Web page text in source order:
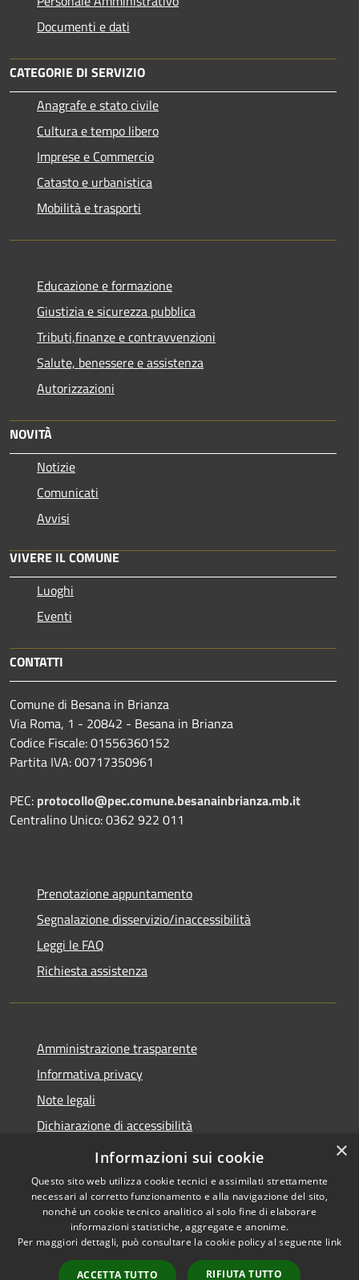
Documenti e dati
CATEGORIE DI SERVIZIO
Anagrafe e stato civile
Cultura e tempo libero
Imprese e Commercio
Catasto e urbanistica
Mobilità e trasporti
Educazione e formazione
Giustizia e sicurezza pubblica
Tributi,finanze e contravvenzioni
Salute, benessere e assistenza
Autorizzazioni
NOVITÀ
Notizie
Comunicati
Avvisi
VIVERE IL COMUNE
Luoghi
Eventi
CONTATTI
Comune di Besana in Brianza
Via Roma, 1 - 20842 - Besana in Brianza
Codice Fiscale: 01556360152
Partita IVA: 00717350961
PEC: protocollo@pec.comune.besanainbrianza.mb.it
Centralino Unico: 0362 922 011
Prenotazione appuntamento
Segnalazione disservizio/inaccessibilità
Leggi le FAQ
Richiesta assistenza
Amministrazione trasparente
Informativa privacy
Note legali
Dichiarazione di accessibilità
Dichiarazione di accessibilità APP Municipium
Accessibilità
Copyright © 2026 • Comune di
Besana in Brianza • Powered
byMunicipium Accesso
×
Informazioni sui cookie
Questo sito web utilizza cookie tecnici e assimilati strettamente
necessari al corretto funzionamento e alla navigazione del sito,
nonché un cookie tecnico analitico al solo fine di elaborare
informazioni statistiche, aggregate e anonime.
Per maggiori dettagli, può consultare la cookie policy al seguente link
ACCETTA TUTTO RIFIUTA TUTTO